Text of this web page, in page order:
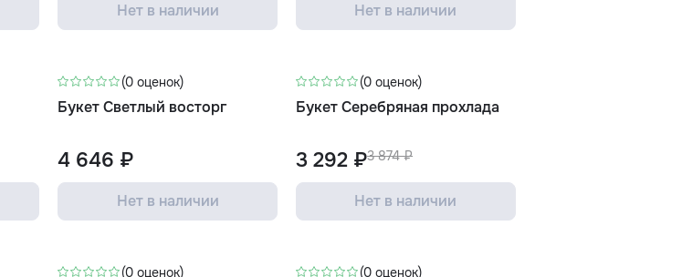
Нет в наличии Нет в наличии
(0 оценок)
Букет Светлый восторг
4 646 ₽
Нет в наличии
(0 оценок)
Букет Серебряная прохлада
3 874 ₽
3 292 ₽
Нет в наличии
(0 оценок) (0 оценок)